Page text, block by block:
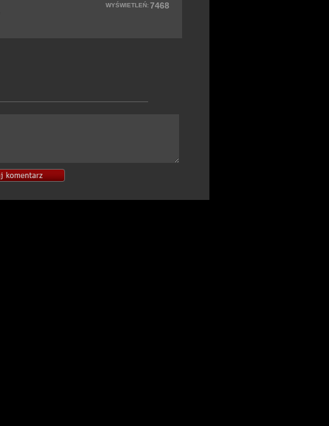
WYŚWIETLEŃ:7468